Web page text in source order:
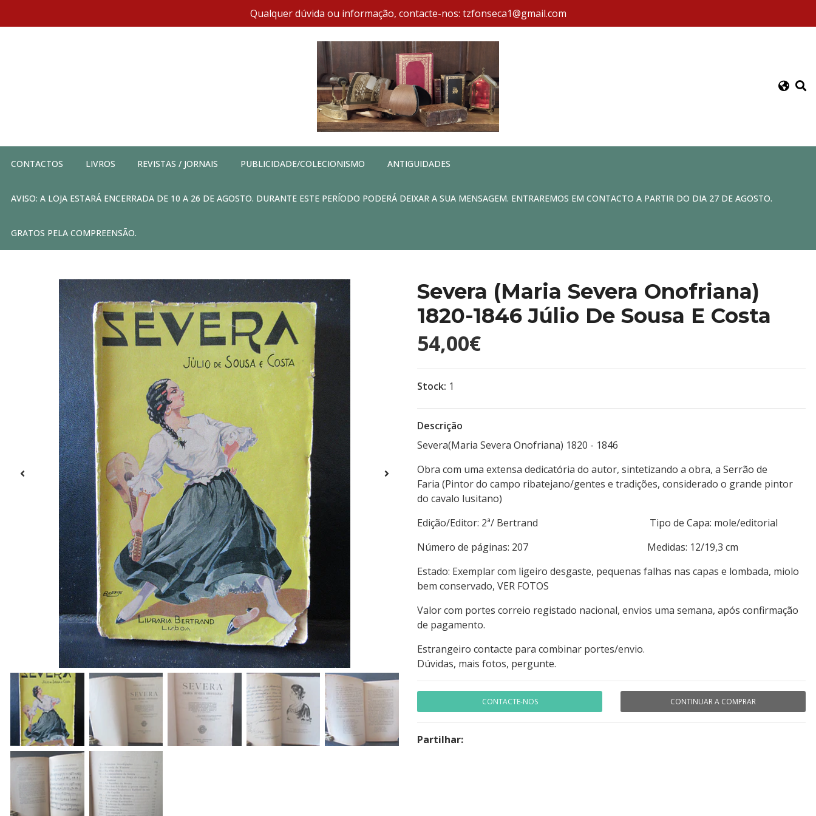
Qualquer dúvida ou informação, contacte-nos: tzfonseca1@gmail.com
CONTACTOS LIVROS REVISTAS / JORNAIS PUBLICIDADE/COLECIONISMO ANTIGUIDADES
AVISO: A LOJA ESTARÁ ENCERRADA DE 10 A 26 DE AGOSTO. DURANTE ESTE PERÍODO PODERÁ DEIXAR A SUA MENSAGEM. ENTRAREMOS EM CONTACTO A PARTIR DO DIA 27 DE AGOSTO.
GRATOS PELA COMPREENSÃO.
Severa (Maria Severa Onofriana)
1820-1846 Júlio De Sousa E Costa
54,00€
Stock: 1
Descrição
Severa(Maria Severa Onofriana) 1820 - 1846
Obra com uma extensa dedicatória do autor, sintetizando a obra, a Serrão de
Faria (Pintor do campo ribatejano/gentes e tradições, considerado o grande pintor
do cavalo lusitano)
Edição/Editor: 2ª/ Bertrand Tipo de Capa: mole/editorial
Número de páginas: 207 Medidas: 12/19,3 cm
Estado: Exemplar com ligeiro desgaste, pequenas falhas nas capas e lombada, miolo
bem conservado, VER FOTOS
Valor com portes correio registado nacional, envios uma semana, após confirmação
de pagamento.
Estrangeiro contacte para combinar portes/envio.
Dúvidas, mais fotos, pergunte.
CONTACTE-NOS CONTINUAR A COMPRAR
Partilhar: